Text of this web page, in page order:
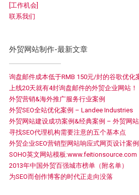
[工作机会]
联系我们
外贸网站制作-最新文章
询盘邮件成本低于RMB 150元/封的谷歌优化
上线20天就有4封询盘邮件的外贸企业网站！
外贸营销&海外推广服务行业案例
外贸SEO全站优化案例 – Landee Industries
外贸网站建设成功案例&经典案例 – 外贸网
寻找SEO代理机构需要注意的五个基本点
外贸企业SEO营销型网站响应式网页设计案例
SOHO英文网站模板:www.feitionsource.com
2013年中国外贸百强城市榜单（附名单）
为SEO而创作博客的时代正走向没落